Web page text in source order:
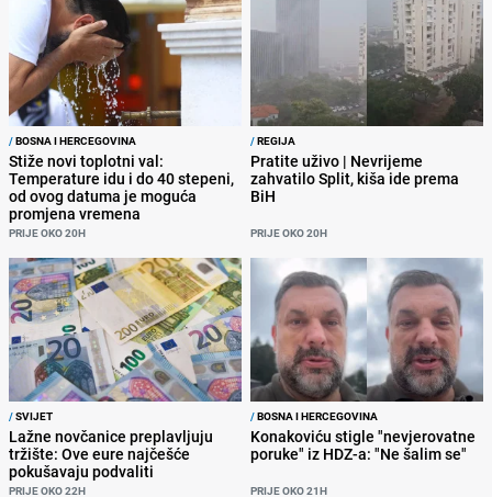
/BOSNA I HERCEGOVINA
Stiže novi toplotni val:
Temperature idu i do 40 stepeni,
od ovog datuma je moguća
promjena vremena
PRIJE OKO 20H
/REGIJA
Pratite uživo | Nevrijeme
zahvatilo Split, kiša ide prema
BiH
PRIJE OKO 20H
/SVIJET
Lažne novčanice preplavljuju
tržište: Ove eure najčešće
pokušavaju podvaliti
PRIJE OKO 22H
/BOSNA I HERCEGOVINA
Konakoviću stigle "nevjerovatne
poruke" iz HDZ-a: "Ne šalim se"
PRIJE OKO 21H